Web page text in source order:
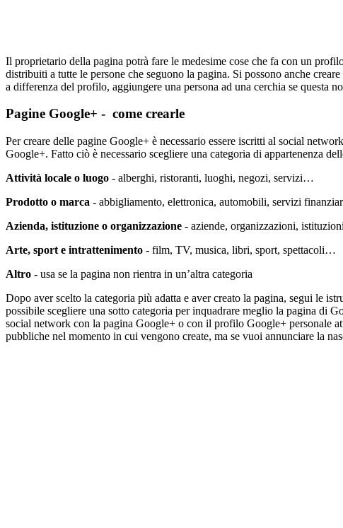
Il proprietario della pagina potrà fare le medesime cose che fa con un
distribuiti a tutte le persone che seguono la pagina. Si possono anche
a differenza del profilo, aggiungere una persona ad una cerchia se questa
Pagine Google+ - come crearle
Per creare delle pagine Google+ è necessario essere iscritti al social
Google+. Fatto ciò è necessario scegliere una categoria di appartenenza
Attività locale o luogo - alberghi, ristoranti, luoghi, negozi, servizi…
Prodotto o marca - abbigliamento, elettronica, automobili, servizi
Azienda, istituzione o organizzazione - aziende, organizzazioni,
Arte, sport e intrattenimento - film, TV, musica, libri, sport, spettacoli…
Altro - usa se la pagina non rientra in un’altra categoria
Dopo aver scelto la categoria più adatta e aver creato la pagina, segui le
possibile scegliere una sotto categoria per inquadrare meglio la pagina di
social network con la pagina Google+ o con il profilo Google+ personale
pubbliche nel momento in cui vengono create, ma se vuoi annunciare la